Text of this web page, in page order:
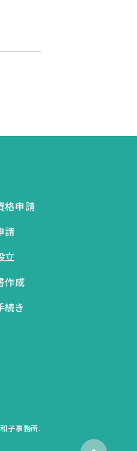
格申請
請
立
作成
続き
子事務所.